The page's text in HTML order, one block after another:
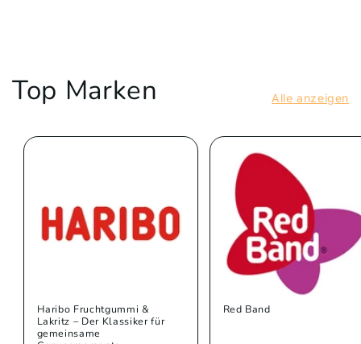
Top Marken Alle anzeigen
Haribo Fruchtgummi &
Lakritz – Der Klassiker für
gemeinsame
Red Band